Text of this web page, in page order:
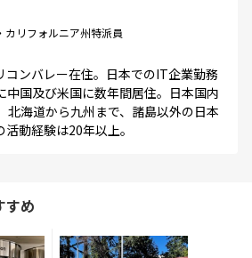
カリフォルニア州特派員
コンバレー在住。日本でのIT企業勤務
中国及び米国に数年間居住。日本国内
北海道から九州まで、諸島以外の日本
動経験は20年以上。
すめ